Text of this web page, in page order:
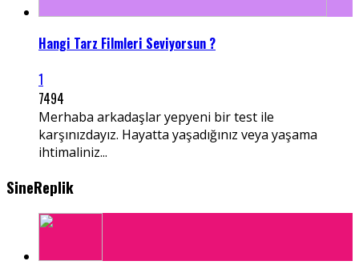
Hangi Tarz Filmleri Seviyorsun ?
1
7494
Merhaba arkadaşlar yepyeni bir test ile
karşınızdayız. Hayatta yaşadığınız veya yaşama
ihtimaliniz...
SineReplik